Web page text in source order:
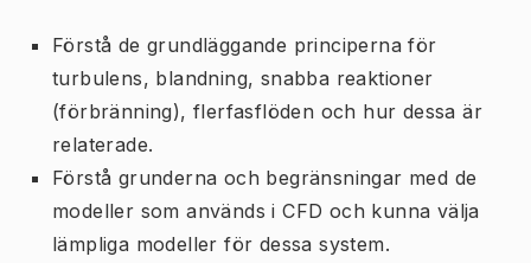
Förstå degrundläggande principerna för
turbulens, blandning, snabba reaktioner
(förbränning), flerfasflöden och hur dessa är
relaterade.
Förstå grunderna och begränsningar med de
modeller som används i CFD och kunna välja
lämpliga modeller för dessa system.